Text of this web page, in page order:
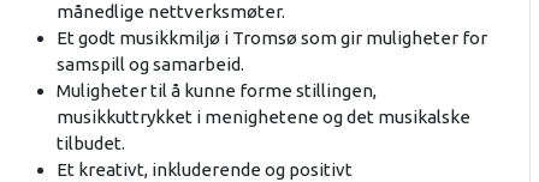
månedlige nettverksmøter.
Et godt musikkmiljø i Tromsø som gir muligheter for
samspill og samarbeid.
Muligheter til å kunne forme stillingen,
musikkuttrykket i menighetene og det musikalske
tilbudet.
Et kreativt, inkluderende og positivt